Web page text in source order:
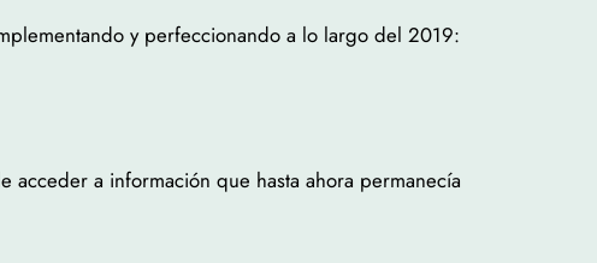
y perfeccionando a lo largo del 2019:
a información que hasta ahora permanecía